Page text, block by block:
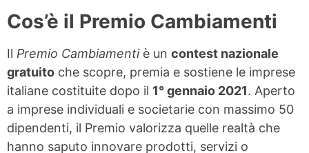
Cos’è il Premio Cambiamenti
Il Premio Cambiamentiè un contest nazionale
gratuito che scopre, premia e sostiene le imprese
italiane costituite dopo il 1° gennaio 2021. Aperto
a imprese individuali e societarie con massimo 50
dipendenti, il Premio valorizza quelle realtà che
hanno saputo innovare prodotti, servizi o